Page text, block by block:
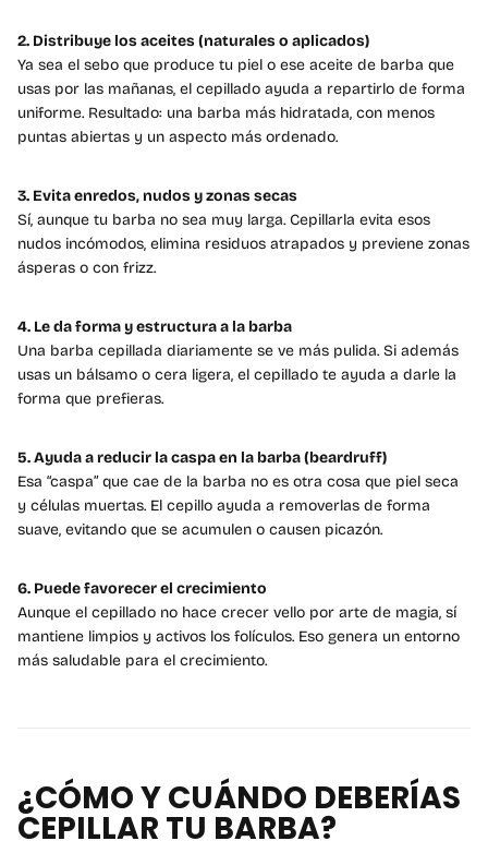
2. Distribuye los aceites (naturales o aplicados)
Ya sea el sebo que produce tu piel o ese aceite de barba que
usas por las mañanas, el cepillado ayuda a repartirlo de forma
uniforme. Resultado: una barba más hidratada, con menos
puntas abiertas y un aspecto más ordenado.
3. Evita enredos, nudos y zonas secas
Sí, aunque tu barba no sea muy larga. Cepillarla evita esos
nudos incómodos, elimina residuos atrapados y previene zonas
ásperas o con frizz.
4. Le da forma y estructura a la barba
Una barba cepillada diariamente se ve más pulida. Si además
usas un bálsamo o cera ligera, el cepillado te ayuda a darle la
forma que prefieras.
5. Ayuda a reducir la caspa en la barba (beardruff)
Esa “caspa” que cae de la barba no es otra cosa que piel seca
y células muertas. El cepillo ayuda a removerlas de forma
suave, evitando que se acumulen o causen picazón.
6. Puede favorecer el crecimiento
Aunque el cepillado no hace crecer vello por arte de magia, sí
mantiene limpios y activos los folículos. Eso genera un entorno
más saludable para el crecimiento.
¿CÓMO Y CUÁNDO DEBERÍAS
CEPILLAR TU BARBA?